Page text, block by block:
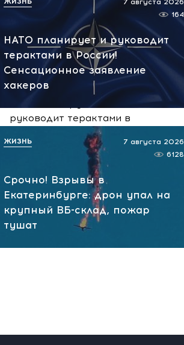
Новороссийске громко -
работает ПВО:
рекомендуется уйти с
пляжей
07.08.2026 10:13
НАТО планирует и
руководит терактами в
России! Сенсационное
заявление хакеров
НАТО планирует и руководит
терактами в России!
Сенсационное заявление
хакеров
7 августа 2026
164
Срочно! Взрывы в
Екатеринбурге: дрон упал на
крупный ВБ-склад, пожар
тушат
7 августа 2026
6128
ЖИЗНЬ